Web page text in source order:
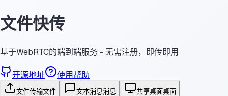
文件快传
基于WebRTC的端到端服务 - 无需注册，即传即用
开源地址 使用帮助
文件传输文件 文本消息消息 共享桌面桌面